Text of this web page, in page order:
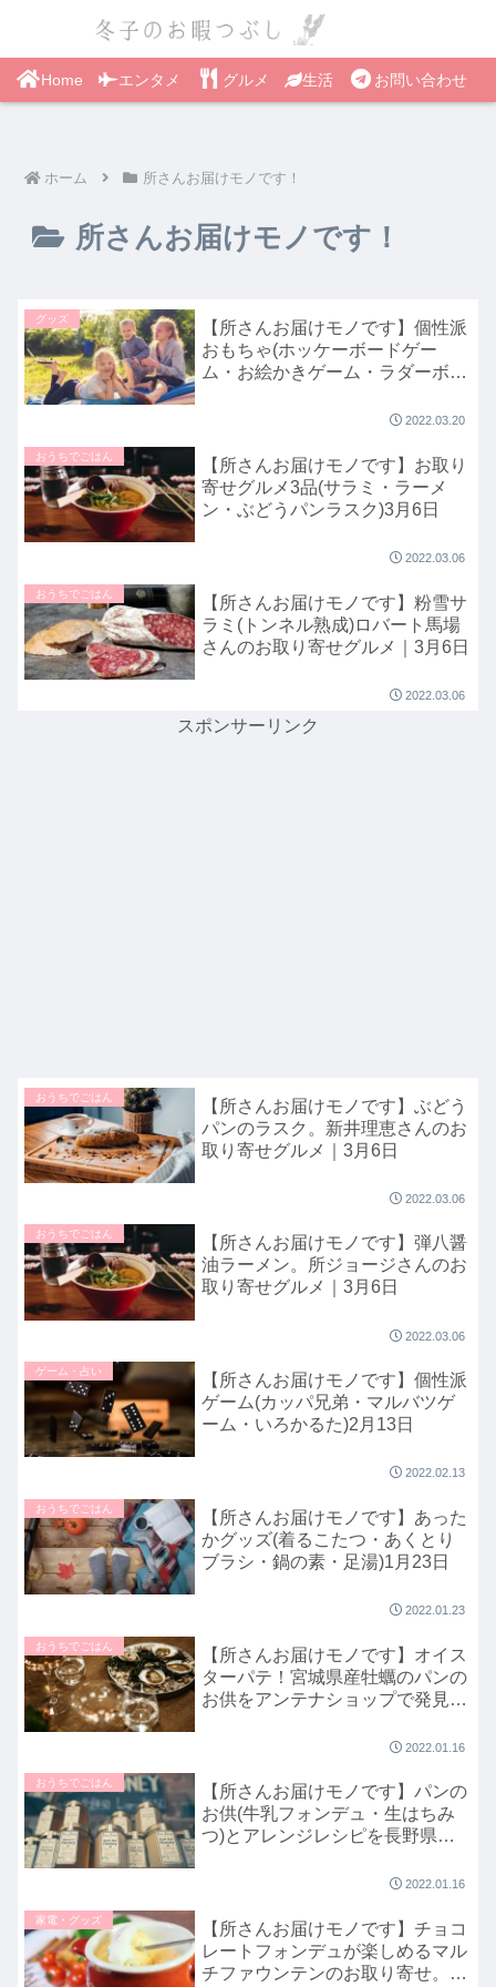
Home エンタメ グルメ 生活 お問い合わせ
ホーム 所さんお届けモノです！
所さんお届けモノです！
グッズ
【所さんお届けモノです】個性派
おもちゃ(ホッケーボードゲー
ム・お絵かきゲーム・ラダーボー
2022.03.20
おうちでごはん
【所さんお届けモノです】お取り
寄せグルメ3品(サラミ・ラーメ
ン・ぶどうパンラスク)3月6日
2022.03.06
おうちでごはん
【所さんお届けモノです】粉雪サ
ラミ(トンネル熟成)ロバート馬場
さんのお取り寄せグルメ｜3月6日
2022.03.06
スポンサーリンク
おうちでごはん
【所さんお届けモノです】ぶどう
パンのラスク。新井理恵さんのお
取り寄せグルメ｜3月6日
2022.03.06
おうちでごはん
【所さんお届けモノです】弾八醤
油ラーメン。所ジョージさんのお
取り寄せグルメ｜3月6日
2022.03.06
ゲーム・占い
【所さんお届けモノです】個性派
ゲーム(カッパ兄弟・マルバツゲ
ーム・いろかるた)2月13日
2022.02.13
おうちでごはん
【所さんお届けモノです】あった
かグッズ(着るこたつ・あくとり
ブラシ・鍋の素・足湯)1月23日
2022.01.23
おうちでごはん
【所さんお届けモノです】オイス
ターパテ！宮城県産牡蠣のパンの
お供をアンテナショップで発見｜
2022.01.16
おうちでごはん
【所さんお届けモノです】パンの
お供(牛乳フォンデュ・生はちみ
つ)とアレンジレシピを長野県ア
2022.01.16
家電・グッズ
【所さんお届けモノです】チョコ
レートフォンデュが楽しめるマル
チファウンテンのお取り寄せ。個